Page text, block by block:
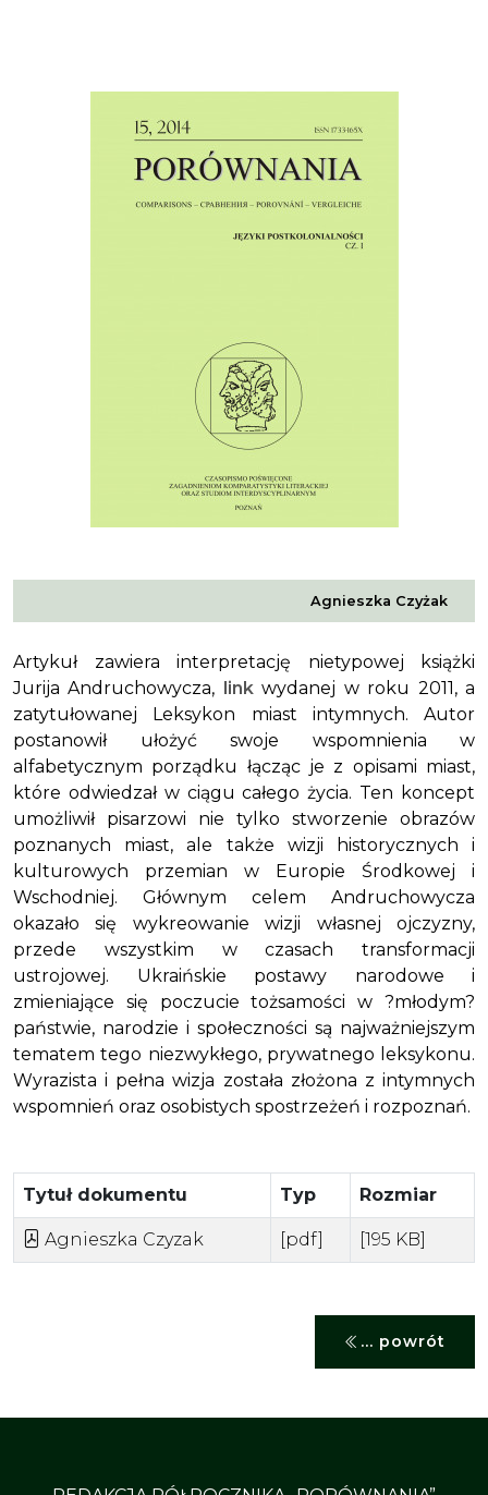
Agnieszka Czyżak
Artykuł zawiera interpretację nietypowej książki
Jurija Andruchowycza, linkwydanej w roku 2011, a
zatytułowanej Leksykon miast intymnych. Autor
postanowił ułożyć swoje wspomnienia w
alfabetycznym porządku łącząc je z opisami miast,
które odwiedzał w ciągu całego życia. Ten koncept
umożliwił pisarzowi nie tylko stworzenie obrazów
poznanych miast, ale także wizji historycznych i
kulturowych przemian w Europie Środkowej i
Wschodniej. Głównym celem Andruchowycza
okazało się wykreowanie wizji własnej ojczyzny,
przede wszystkim w czasach transformacji
ustrojowej. Ukraińskie postawy narodowe i
zmieniające się poczucie tożsamości w ?młodym?
państwie, narodzie i społeczności są najważniejszym
tematem tego niezwykłego, prywatnego leksykonu.
Wyrazista i pełna wizja została złożona z intymnych
wspomnień oraz osobistych spostrzeżeń i rozpoznań.
Tytuł dokumentu Typ Rozmiar
Agnieszka Czyzak [pdf] [195 KB]
... powrót